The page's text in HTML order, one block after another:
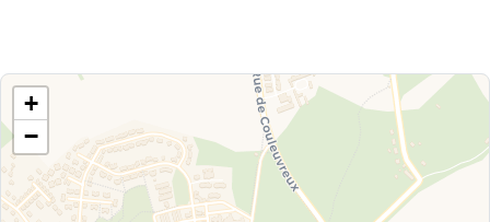
+
−